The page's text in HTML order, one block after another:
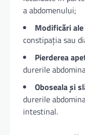
a abdomenului;
Modificări
constipația sau
Pierderea
durerile
Oboseala și
durerile
intestinal.